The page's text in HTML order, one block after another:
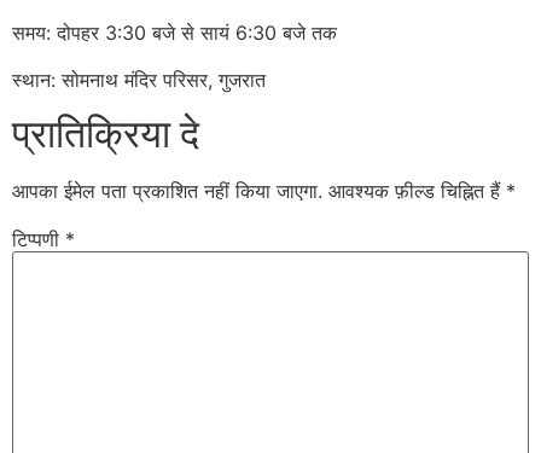
समय: दोपहर 3:30 बजे से सायं 6:30 बजे तक
स्थान: सोमनाथ मंदिर परिसर, गुजरात
प्रातिक्रिया दे
आपका ईमेल पता प्रकाशित नहीं किया जाएगा. आवश्यक फ़ील्ड चिह्नित हैं *
टिप्पणी *